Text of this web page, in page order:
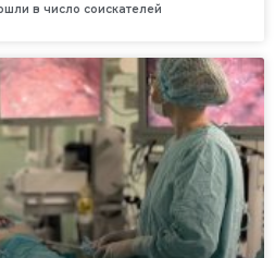
в число соискателей